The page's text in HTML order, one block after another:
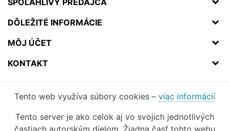
SPOĽAHLIVÝ PREDAJCA
DÔLEŽITÉ INFORMÁCIE
MÔJ ÚČET
KONTAKT
Tento web využíva súbory cookies – viac informácií
Tento server je ako celok aj vo svojich jednotlivých